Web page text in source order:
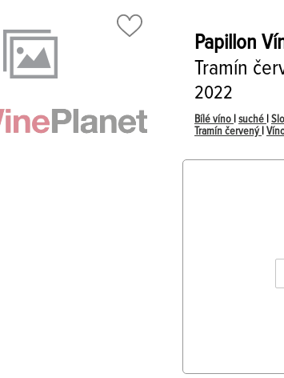
Papillon
Tramín
2022
Bílé víno suché
Tramín červený